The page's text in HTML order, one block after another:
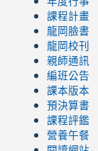
課程計畫
龍岡臉書
龍岡校刊
親師通訊
編班公告
課本版本
預決算書
課程評鑑
營養午餐